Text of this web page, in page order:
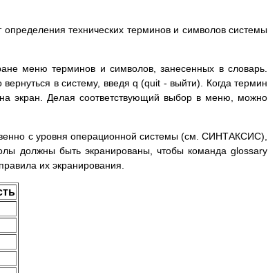
технических терминов и символов системы
меню терминов и символов, занесенных в словарь.
в систему, введя q (quit - выйти). Когда термин
экран. Делая соответствующий выбор в меню, можно
с уровня операционной системы (см. СИНТАКСИС),
должны быть экранированы, чтобы команда glossary
их экранирования.